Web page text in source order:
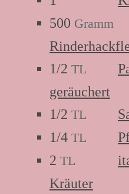
500 Gramm
1/2 TL
geräuchert
1/2 TL
1/4 TL
2 TL
Kräuter